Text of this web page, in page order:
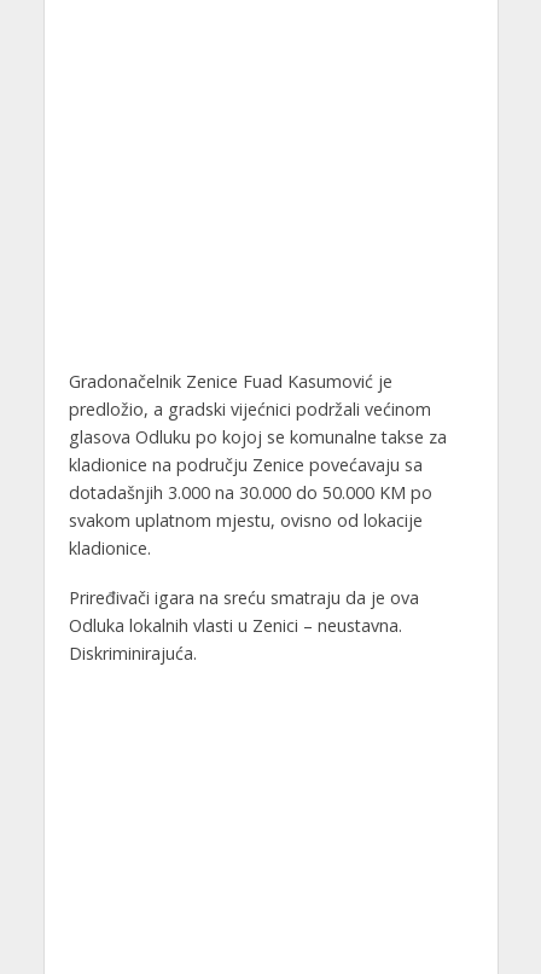
Gradonačelnik Zenice Fuad Kasumović je
predložio, a gradski vijećnici podržali većinom
glasova Odluku po kojoj se komunalne takse za
kladionice na području Zenice povećavaju sa
dotadašnjih 3.000 na 30.000 do 50.000 KM po
svakom uplatnom mjestu, ovisno od lokacije
kladionice.
Priređivači igara na sreću smatraju da je ova
Odluka lokalnih vlasti u Zenici – neustavna.
Diskriminirajuća.